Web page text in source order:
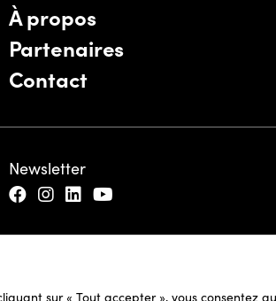
sur « Tout accepter », vous consentez
À propos
Partenaires
Contact
Newsletter